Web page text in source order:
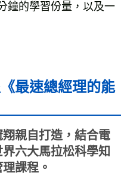
鐘的學習份量，以及一
最速總經理的能
親自打造，結合電
六大馬拉松科學知
課程。